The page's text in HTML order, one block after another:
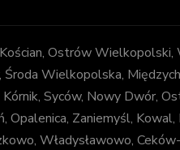
Ostrów
Wielkopolska,
Syców, Nowy Dwór,
Opalenica, Zaniemyśl,
Władysławowo,